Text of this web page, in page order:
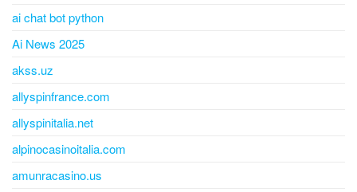
ai chat bot python
Ai News 2025
akss.uz
allyspinfrance.com
allyspinitalia.net
alpinocasinoitalia.com
amunracasino.us